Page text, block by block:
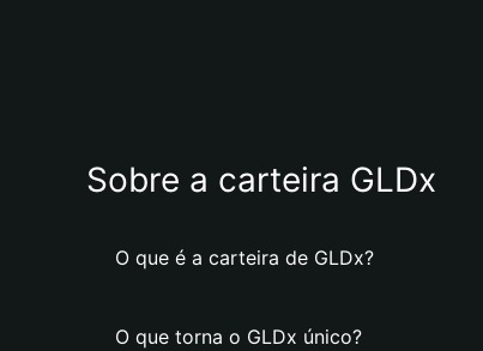
Sobre a carteira GLDx
O que é a carteira de GLDx?
O que torna o GLDx único?